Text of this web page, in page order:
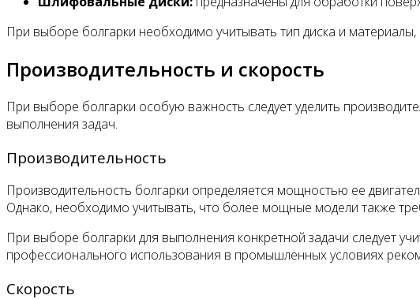
При выборе болгарки необходимо учитывать тип диска и
Производительность и скорость
При выборе болгарки особую важность следует уделить
выполнения задач.
Производительность
Производительность болгарки определяется мощностью ее
Однако, необходимо учитывать, что более мощные модели также
При выборе болгарки для выполнения конкретной задачи следует
профессионального использования в промышленных условиях
Скорость